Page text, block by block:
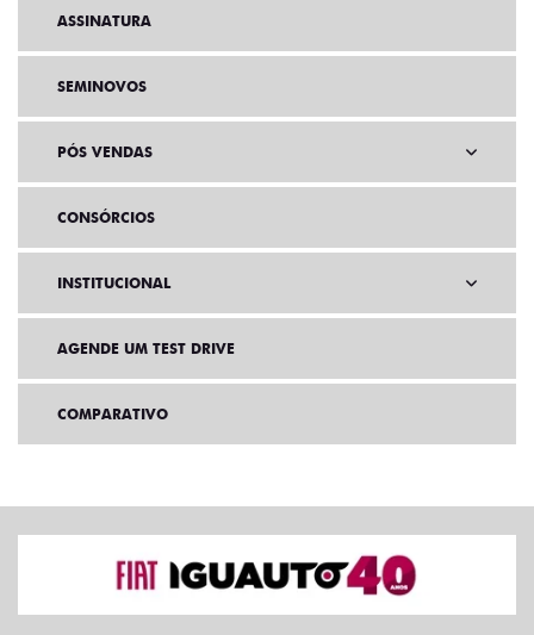
ASSINATURA
SEMINOVOS
PÓS VENDAS
CONSÓRCIOS
INSTITUCIONAL
AGENDE UM TEST DRIVE
COMPARATIVO